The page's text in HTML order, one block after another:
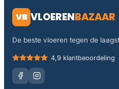
VB VLOERENBAZAAR
De beste vloeren tegen de
4,9 klantbeoordeling